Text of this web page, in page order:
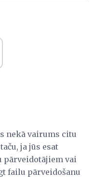
nekā vairums citu
ja jūs esat
vai
failu pārveidošanu